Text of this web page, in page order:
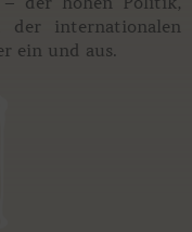
internationalen
ein und aus.